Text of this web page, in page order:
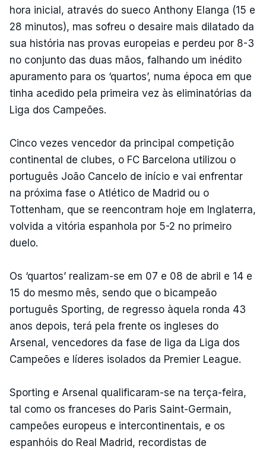
hora inicial, através do sueco Anthony Elanga (15 e
28 minutos), mas sofreu o desaire mais dilatado da
sua história nas provas europeias e perdeu por 8-3
no conjunto das duas mãos, falhando um inédito
apuramento para os ‘quartos’, numa época em que
tinha acedido pela primeira vez às eliminatórias da
Liga dos Campeões.
Cinco vezes vencedor da principal competição
continental de clubes, o FC Barcelona utilizou o
português João Cancelo de início e vai enfrentar
na próxima fase o Atlético de Madrid ou o
Tottenham, que se reencontram hoje em Inglaterra,
volvida a vitória espanhola por 5-2 no primeiro
duelo.
Os ‘quartos’ realizam-se em 07 e 08 de abril e 14 e
15 do mesmo mês, sendo que o bicampeão
português Sporting, de regresso àquela ronda 43
anos depois, terá pela frente os ingleses do
Arsenal, vencedores da fase de liga da Liga dos
Campeões e líderes isolados da Premier League.
Sporting e Arsenal qualificaram-se na terça-feira,
tal como os franceses do Paris Saint-Germain,
campeões europeus e intercontinentais, e os
espanhóis do Real Madrid, recordistas de